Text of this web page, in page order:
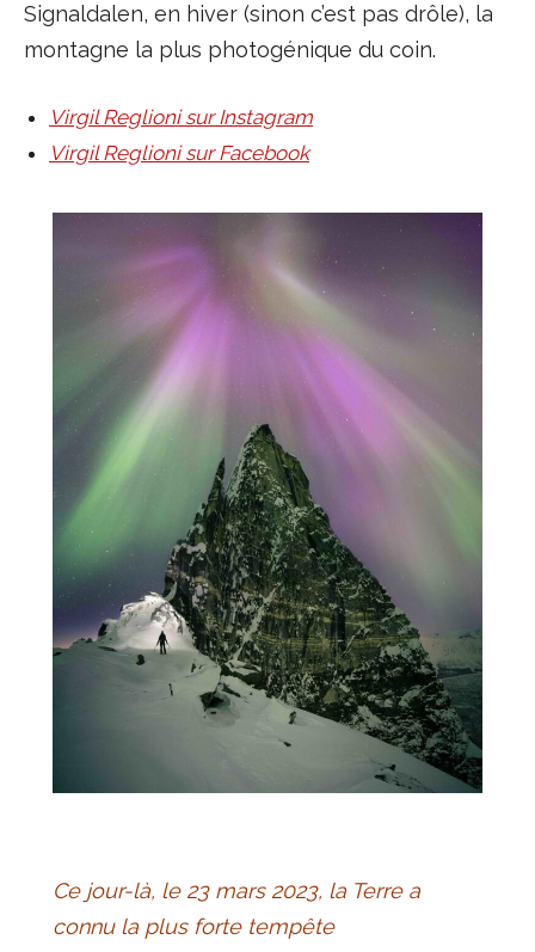
Signaldalen, en hiver (sinon c’est pas drôle), la
montagne la plus photogénique du coin.
Virgil Reglioni sur Instagram
Virgil Reglioni sur Facebook
Ce jour-là, le 23 mars 2023, la Terre a
connu la plus forte tempête